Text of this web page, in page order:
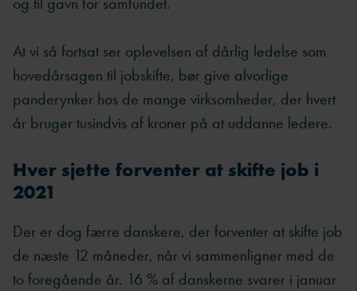
At vi så fortsat ser oplevelsen af dårlig ledelse som
hovedårsagen til jobskifte, bør give alvorlige
panderynker hos de mange virksomheder, der hvert
år bruger tusindvis af kroner på at uddanne ledere.
Hver sjette forventer at skifte job i
2021
Der er dog færre danskere, der forventer at skifte job
de næste 12 måneder, når vi sammenligner med de
to foregående år. 16 % af danskerne svarer i januar